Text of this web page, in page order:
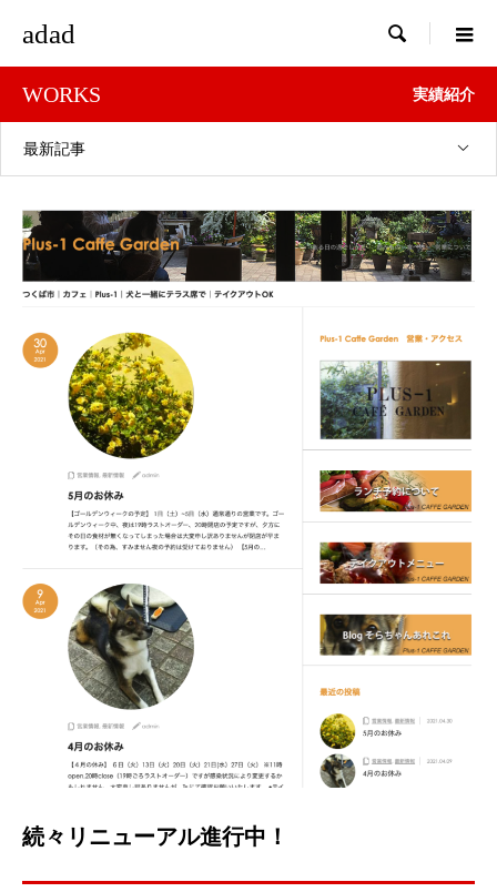
adad 
WORKS 実績紹介
最新記事
続々リニューアル進行中！